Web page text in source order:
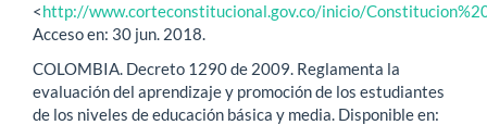
<http://www.corteconstitucional.gov.co/inicio/
Acceso en: 30 jun. 2018.
COLOMBIA. Decreto 1290 de 2009. Reglamenta la
evaluación del aprendizaje y promoción de los estudiantes
de los niveles de educación básica y media. Disponible en: